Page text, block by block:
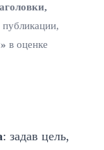
публикации,
в оценке
: задав цель,